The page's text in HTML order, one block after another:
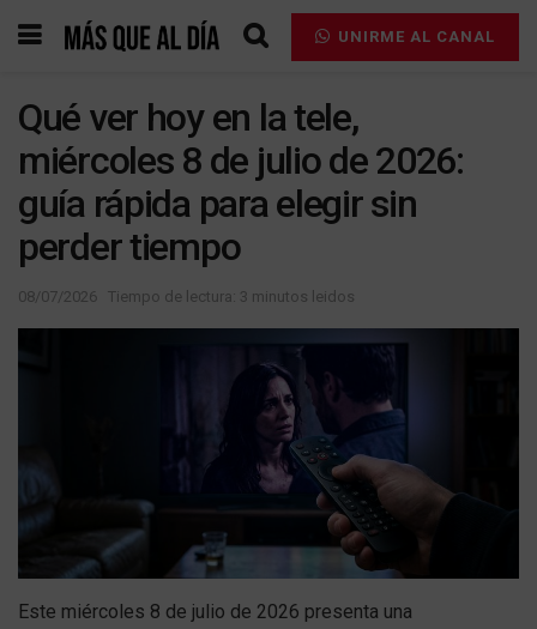
UNIRME AL CANAL
Qué ver hoy en la tele,
miércoles 8 de julio de 2026:
guía rápida para elegir sin
perder tiempo
08/07/2026 Tiempo de lectura: 3 minutos leidos
Este miércoles 8 de julio de 2026 presenta una